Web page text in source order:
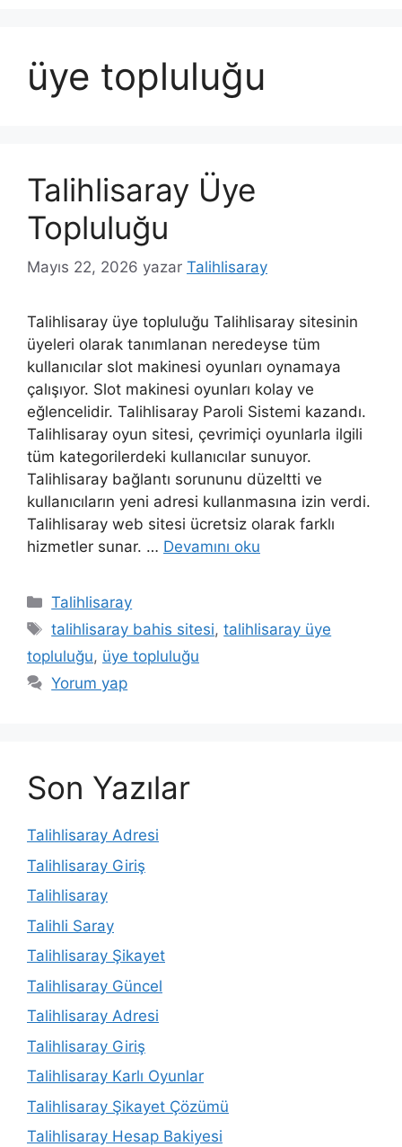
üye topluluğu
Talihlisaray Üye
Topluluğu
Mayıs 22, 2026 yazar Talihlisaray
Talihlisaray üye topluluğu Talihlisaray sitesinin
üyeleri olarak tanımlanan neredeyse tüm
kullanıcılar slot makinesi oyunları oynamaya
çalışıyor. Slot makinesi oyunları kolay ve
eğlencelidir. Talihlisaray Paroli Sistemi kazandı.
Talihlisaray oyun sitesi, çevrimiçi oyunlarla ilgili
tüm kategorilerdeki kullanıcılar sunuyor.
Talihlisaray bağlantı sorununu düzeltti ve
kullanıcıların yeni adresi kullanmasına izin verdi.
Talihlisaray web sitesi ücretsiz olarak farklı
hizmetler sunar. … Devamını oku
Kategoriler
Talihlisaray
Etiketler
talihlisaray bahis sitesi,talihlisaray üye
topluluğu, üye topluluğu
Yorum yap
Son Yazılar
Talihlisaray Adresi
Talihlisaray Giriş
Talihlisaray
Talihli Saray
Talihlisaray Şikayet
Talihlisaray Güncel
Talihlisaray Adresi
Talihlisaray Giriş
Talihlisaray Karlı Oyunlar
Talihlisaray Şikayet Çözümü
Talihlisaray Hesap Bakiyesi